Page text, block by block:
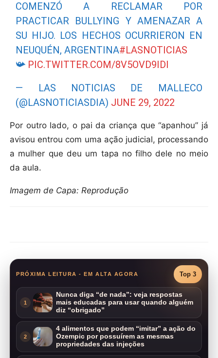
COMENZÓ A RECLAMAR POR
PRACTICAR BULLYING Y AMENAZAR A
SU HIJO. LOS HECHOS OCURRIERON EN
NEUQUÉN, ARGENTINA#LASNOTICIAS
📯 PIC.TWITTER.COM/8V5OVD9IDI
— LAS NOTICIAS DE MALLECO
(@LASNOTICIASDIA) JUNE 29, 2022
Por outro lado, o pai da criança que “apanhou” já
avisou entrou com uma ação judicial, processando
a mulher que deu um tapa no filho dele no meio
da aula.
Imagem de Capa: Reprodução
PRÓXIMA LEITURA - EM ALTA AGORA Top 3
1
Nunca diga “de nada”: veja respostas
mais educadas para usar quando alguém
diz “obrigado”
2
4 alimentos que podem “imitar” a ação do
Ozempic por possuírem as mesmas
propriedades das injeções